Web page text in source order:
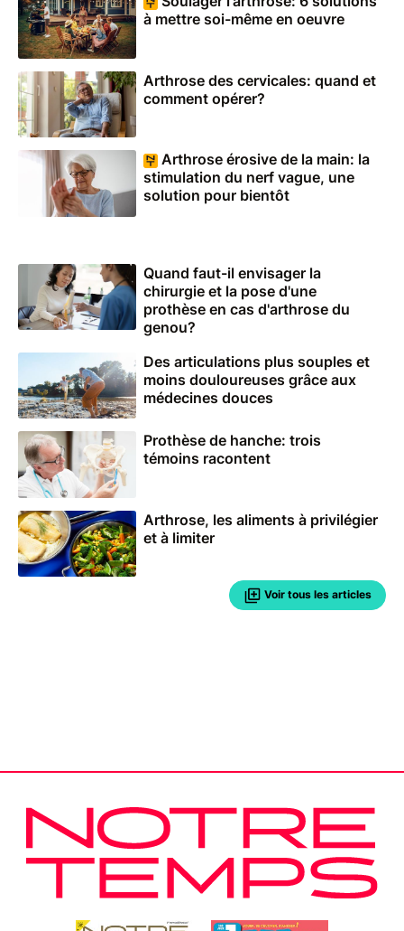
à mettre soi-même en oeuvre
Arthrose des cervicales: quand et
comment opérer?
Arthrose érosive de la main: la
stimulation du nerf vague, une
solution pour bientôt
Quand faut-il envisager la
chirurgie et la pose d'une
prothèse en cas d'arthrose du
genou?
Des articulations plus souples et
moins douloureuses grâce aux
médecines douces
Prothèse de hanche: trois
témoins racontent
Arthrose, les aliments à privilégier
et à limiter
Voir tous les articles